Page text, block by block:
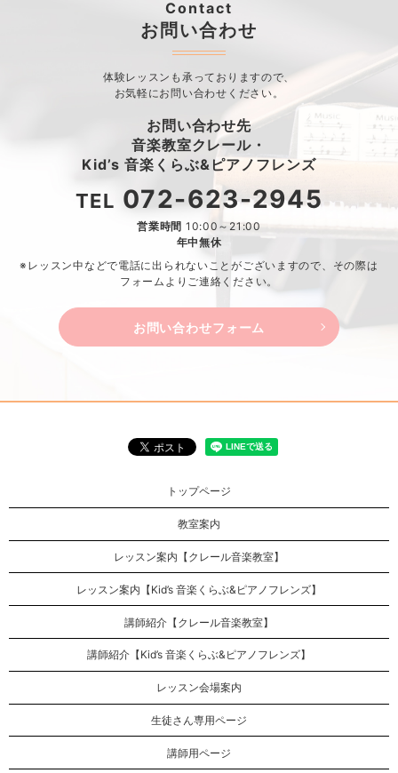
Contact
お問い合わせ
体験レッスンも承っておりますので、
お気軽にお問い合わせください。
お問い合わせ先
音楽教室クレール・
Kid’s 音楽くらぶ&ピアノフレンズ
TEL 072-623-2945
営業時間 10:00～21:00
年中無休
※レッスン中などで電話に出られないことがございますので、 その際は
フォームよりご連絡ください。
お問い合わせフォーム
トップページ
教室案内
レッスン案内【クレール音楽教室】
レッスン案内【Kid’s 音楽くらぶ&ピアノフレンズ】
講師紹介【クレール音楽教室】
講師紹介【Kid’s 音楽くらぶ&ピアノフレンズ】
レッスン会場案内
生徒さん専用ページ
講師用ページ